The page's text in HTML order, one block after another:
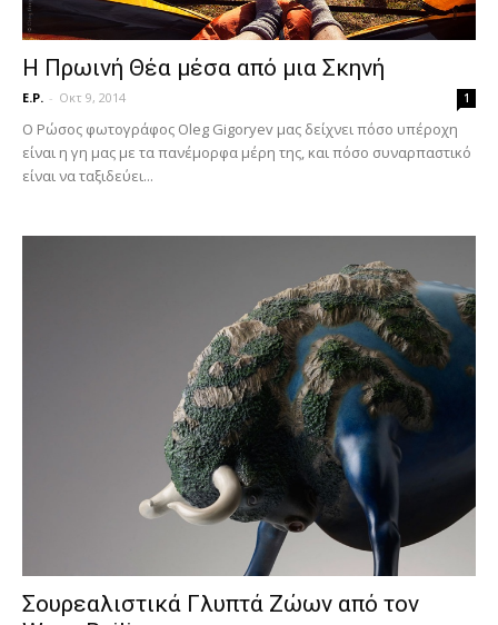
Η Πρωινή Θέα μέσα από μια Σκηνή
E.P. - Οκτ 9, 2014 1
Ο Ρώσος φωτογράφος Oleg Gigoryev μας δείχνει πόσο υπέροχη
είναι η γη μας με τα πανέμορφα μέρη της, και πόσο συναρπαστικό
είναι να ταξιδεύει...
Σουρεαλιστικά Γλυπτά Ζώων από τον